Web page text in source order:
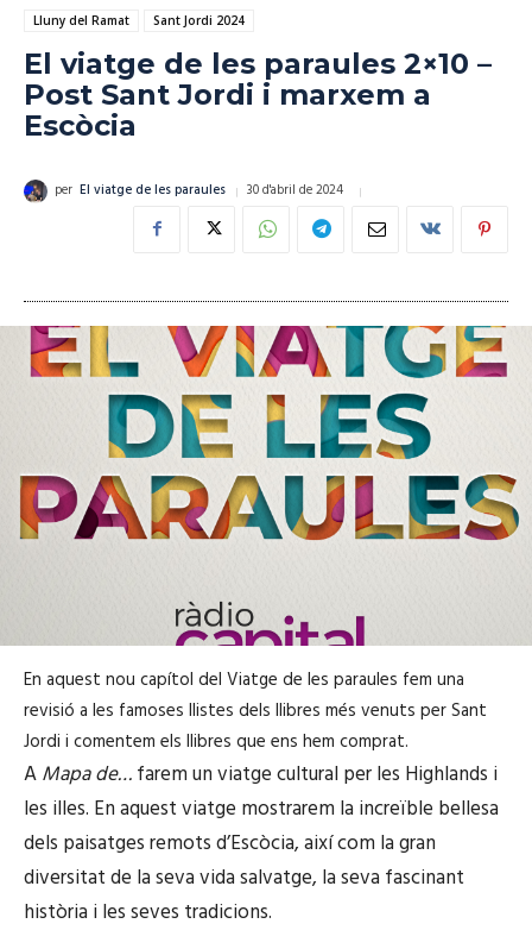
Lluny del Ramat
Sant Jordi 2024
El viatge de les paraules 2×10 –
Post Sant Jordi i marxem a
Escòcia
per El viatge de les paraules 30 d'abril de 2024
En aquest nou capítol del Viatge de les paraules fem una
revisió a les famoses llistes dels llibres més venuts per Sant
Jordi i comentem els llibres que ens hem comprat.
AMapa de…farem un viatge cultural per les Highlands i
les illes. En aquest viatge mostrarem la increïble bellesa
dels paisatges remots d’Escòcia, així com la gran
diversitat de la seva vida salvatge, la seva fascinant
història i les seves tradicions.